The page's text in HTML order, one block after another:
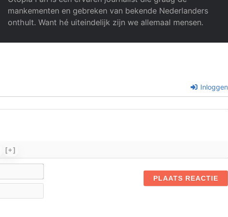
mankementen en gebreken van bekende Nederlanders
onthult. Want hé uiteindelijk zijn we allemaal mensen.
Inloggen
[+]
Naam*
mail